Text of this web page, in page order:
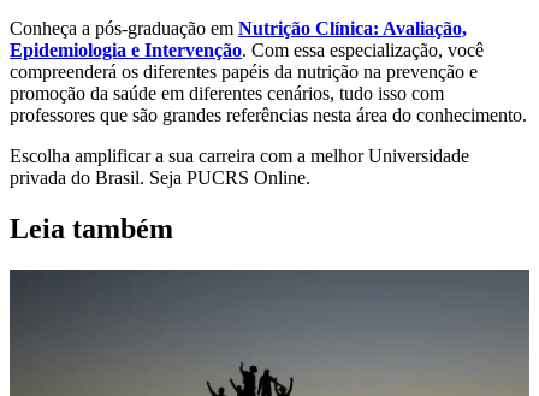
Conheça a pós-graduação em Nutrição Clínica: Avaliação,
Epidemiologia e Intervenção. Com essa especialização, você
compreenderá os diferentes papéis da nutrição na prevenção e
promoção da saúde em diferentes cenários, tudo isso com
professores que são grandes referências nesta área do conhecimento.
Escolha amplificar a sua carreira com a melhor Universidade
privada do Brasil. Seja PUCRS Online.
Leia também